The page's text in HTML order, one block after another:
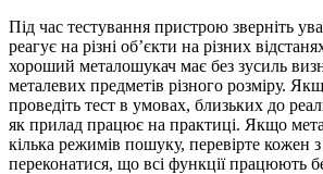
Під час тестування пристрою зверніть
реагує на різні об’єкти на різних
хороший металошукач має без зусиль
металевих предметів різного розміру.
проведіть тест в умовах, близьких до
як прилад працює на практиці. Якщо
кілька режимів пошуку, перевірте кожен
переконатися, що всі функції працюють